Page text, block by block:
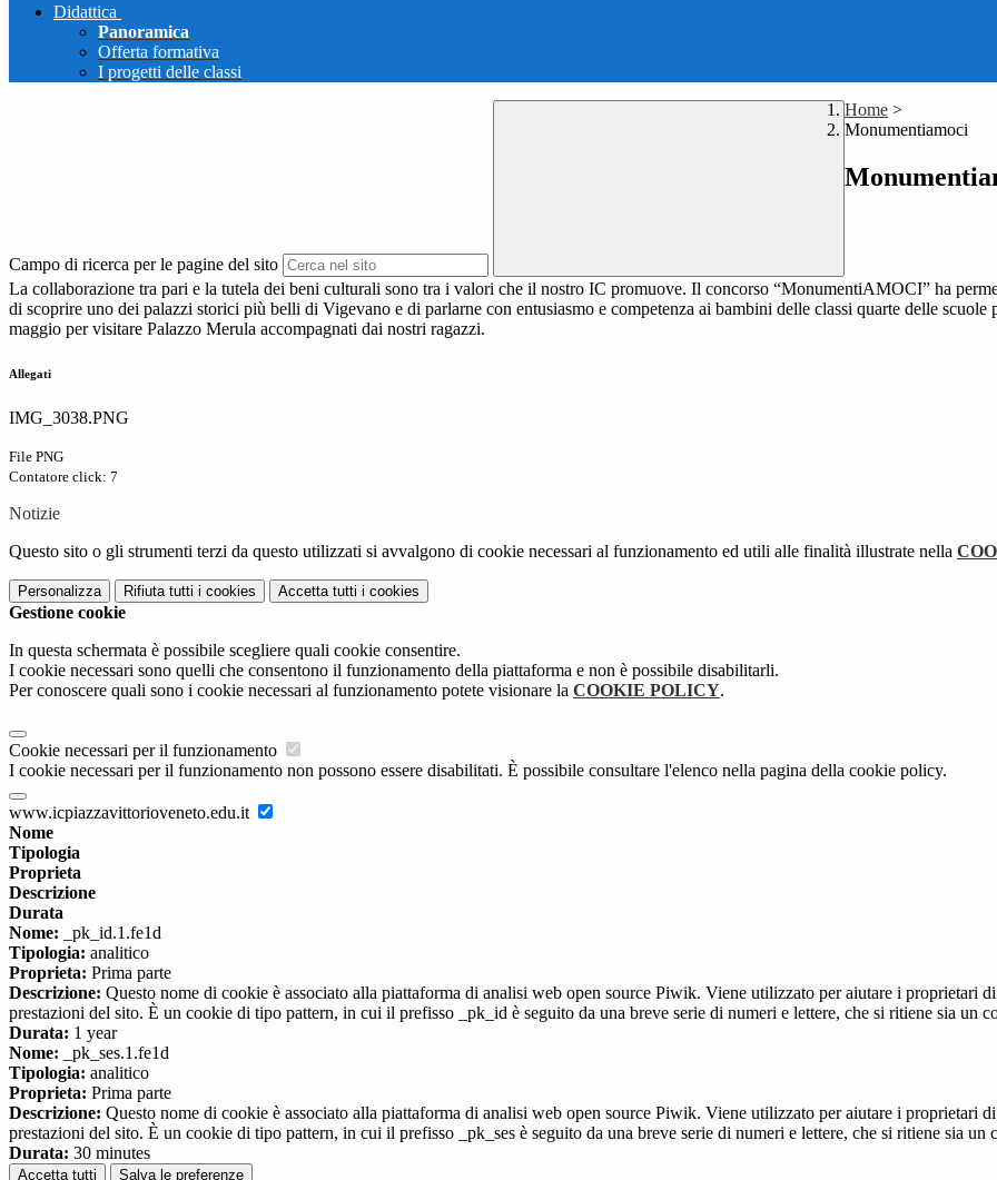
Didattica
Panoramica
Offerta formativa
I progetti delle classi
Campo di ricerca per le pagine del sito
Home >
Monumentiamoci
La collaborazione tra pari e la tutela dei beni culturali sono tra i valori che il nostro IC promuove. Il concorso “MonumentiAMOCI” ha
di scoprire uno dei palazzi storici più belli di Vigevano e di parlarne con entusiasmo e competenza ai bambini delle classi quarte delle
maggio per visitare Palazzo Merula accompagnati dai nostri ragazzi.
Allegati
IMG_3038.PNG
File PNG
Contatore click: 7
Notizie
Questo sito o gli strumenti terzi da questo utilizzati si avvalgono di cookie necessari al funzionamento ed utili alle finalità illustrate nella
Personalizza Rifiuta tutti i cookies Accetta tutti i cookies
Gestione cookie
In questa schermata è possibile scegliere quali cookie consentire.
I cookie necessari sono quelli che consentono il funzionamento della piattaforma e non è possibile disabilitarli.
Per conoscere quali sono i cookie necessari al funzionamento potete visionare la COOKIE POLICY.
Cookie necessari per il funzionamento
I cookie necessari per il funzionamento non possono essere disabilitati. È possibile consultare l'elenco nella pagina della cookie policy.
www.icpiazzavittorioveneto.edu.it
Nome
Tipologia
Proprieta
Descrizione
Durata
Nome: _pk_id.1.fe1d
Tipologia: analitico
Proprieta: Prima parte
Descrizione: Questo nome di cookie è associato alla piattaforma di analisi web open source Piwik. Viene utilizzato per aiutare i proprietari
prestazioni del sito. È un cookie di tipo pattern, in cui il prefisso _pk_id è seguito da una breve serie di numeri e lettere, che si ritiene sia un
Durata: 1 year
Nome: _pk_ses.1.fe1d
Tipologia: analitico
Proprieta: Prima parte
Descrizione: Questo nome di cookie è associato alla piattaforma di analisi web open source Piwik. Viene utilizzato per aiutare i proprietari
prestazioni del sito. È un cookie di tipo pattern, in cui il prefisso _pk_ses è seguito da una breve serie di numeri e lettere, che si ritiene sia
Durata: 30 minutes
Accetta tutti Salva le preferenze